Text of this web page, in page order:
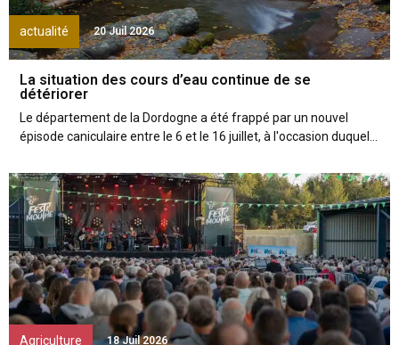
actualité 20 Juil 2026
La situation des cours d’eau continue de se
détériorer
Le département de la Dordogne a été frappé par un nouvel
épisode caniculaire entre le 6 et le 16 juillet, à l'occasion duquel...
Agriculture 18 Juil 2026